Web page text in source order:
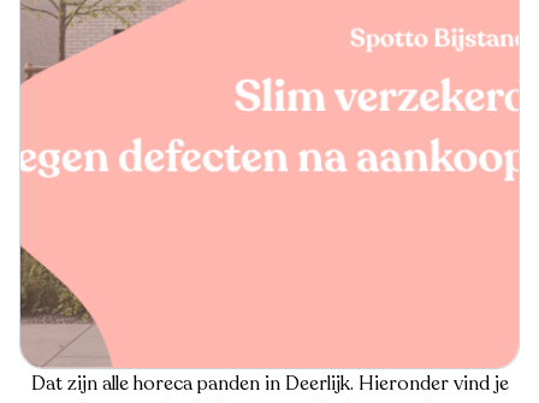
Dat zijn alle horeca panden in Deerlijk. Hieronder vind je